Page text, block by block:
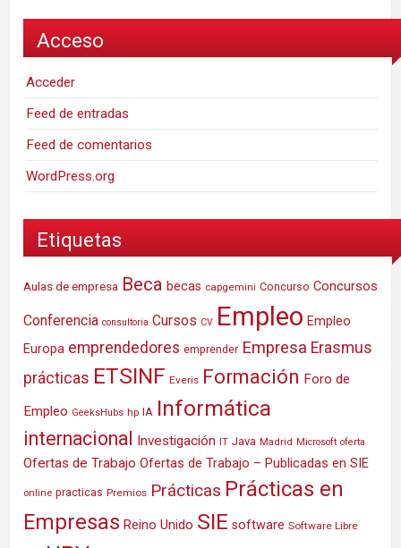
Acceso
Acceder
Feed de entradas
Feed de comentarios
WordPress.org
Etiquetas
Aulas de empresa Beca becas capgemini Concurso Concursos
Conferencia consultoria Cursos CV Empleo Empleo
Europa emprendedores emprender Empresa Erasmus
prácticas ETSINF Everis Formación Foro de
Empleo GeeksHubs hp IA Informática
internacional Investigación IT Java Madrid Microsoft oferta
Ofertas de Trabajo Ofertas de Trabajo – Publicadas en SIE
online practicas Premios Prácticas Prácticas en
Empresas Reino Unido SIE software Software Libre